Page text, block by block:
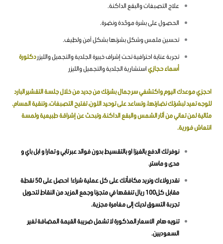
علاج التصبغات والبقع الداكنة.
الحصول على بشرة موحّدة ونضرة.
تحسين ملمس وشكل بشرتها بشكل آمن ولطيف.
تجربة عناية احترافية تحت إشراف خبيرة الجلدية والتجميل والليزردكتورة
أسماء حجازياستشارية الجلدية والتجميل والليزر
احجزي موعدك اليوم واكتشفي سر جمال بشرتك من جديد من خلال جلسة التقشير البارد
للوجه تعيد لبشرتك نضارتها، وتساعد على توحيد اللون، تفتيح التصبغات، وتنقية المسام.
مثالية لمن تعاني من آثار الشمس والبقع الداكنة، وتبحث عن إشراقة طبيعية ولمسة
انتعاش فورية.
نوفر لك الدفع بالفيزا او بالتقسيط بدون فوائد عبر تابي و تمارا و ابل باي و
مدى و ماستر.
نقدر ولاءك ونريد مكافأتك على كل عملية شراء! احصل على 50 نقطة
مقابل كل100 ريال تنفقها في متجرنا وجمع المزيد من النقاط لتحويل
تجربة التسوق لديك إلى مغامرة مجزية.
تنويه هام الاسعار المذكورة لا تشمل ضريبة القيمة المضافة لغير
السعوديين.